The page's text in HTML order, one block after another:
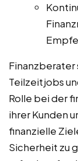
Finanzberater
Teilzeitjobs
Rolle bei der
ihrer Kunden
finanzielle
Sicherheit zu